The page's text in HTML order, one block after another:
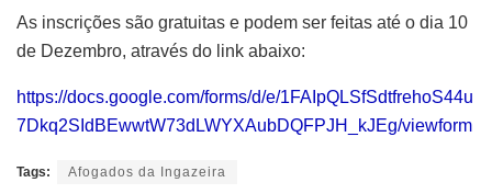
As inscrições são gratuitas e podem ser feitas até o dia 10
de Dezembro, através do link abaixo:
https://docs.google.com/forms/d/e/1FAIpQLSfSdtfrehoS44u
7Dkq2SIdBEwwtW73dLWYXAubDQFPJH_kJEg/viewform
Tags: Afogados da Ingazeira